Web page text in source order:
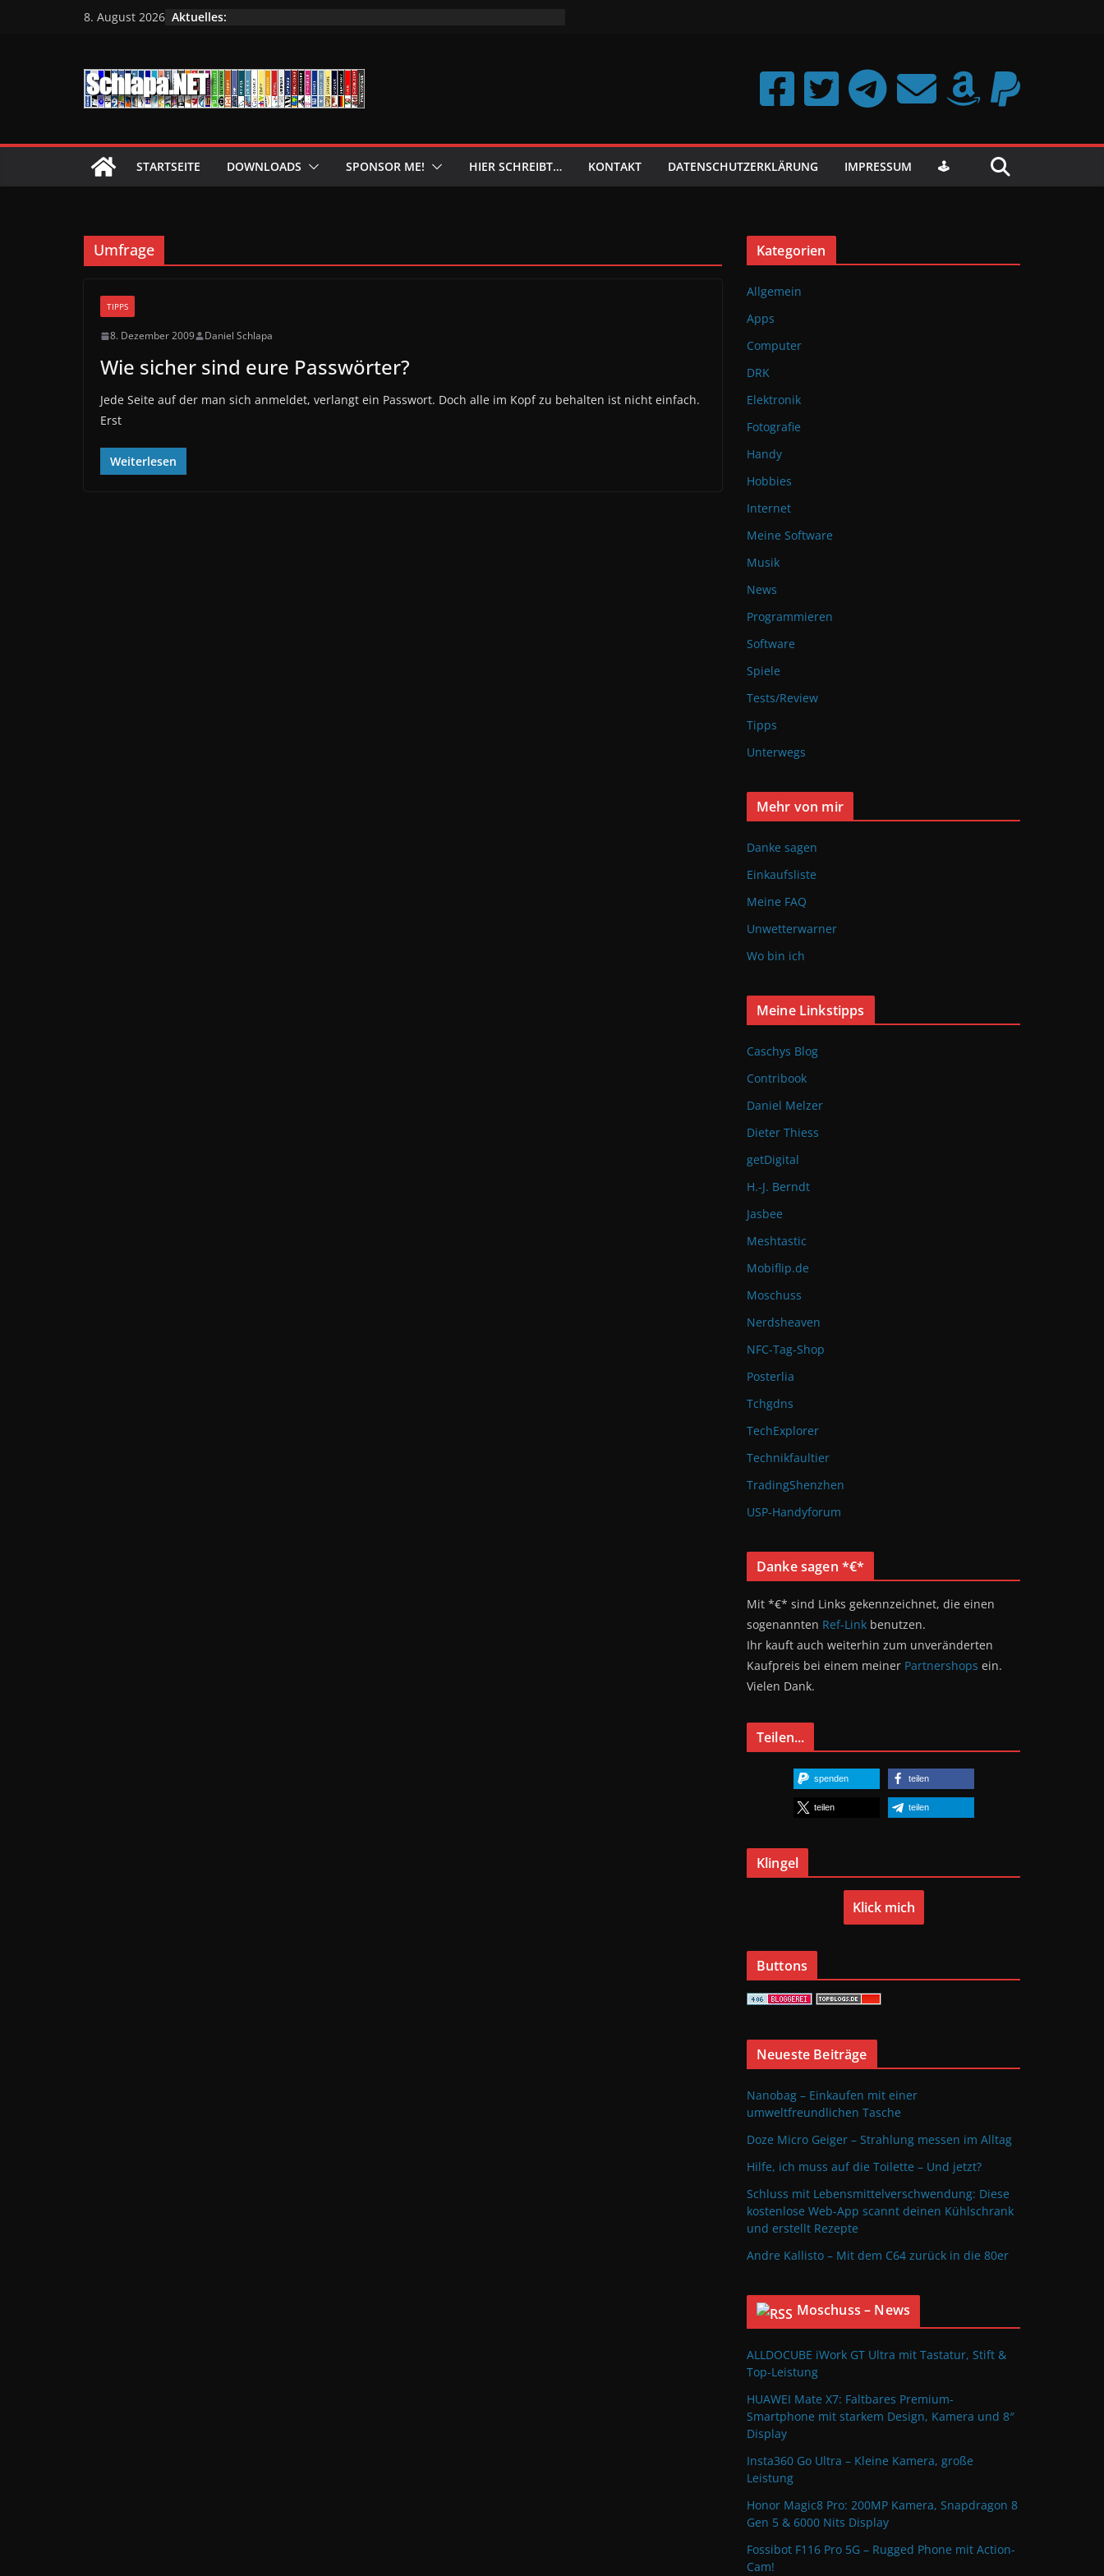
8. August 2026 Aktuelles:
STARTSEITE DOWNLOADS SPONSOR ME! HIER SCHREIBT… KONTAKT DATENSCHUTZERKLÄRUNG IMPRESSUM 🕹️
Umfrage
TIPPS
8. Dezember 2009 Daniel Schlapa
Wie sicher sind eure Passwörter?
Jede Seite auf der man sich anmeldet, verlangt ein Passwort. Doch alle im Kopf zu behalten ist nicht einfach.
Erst
Weiterlesen
Kategorien
Allgemein
Apps
Computer
DRK
Elektronik
Fotografie
Handy
Hobbies
Internet
Meine Software
Musik
News
Programmieren
Software
Spiele
Tests/Review
Tipps
Unterwegs
Mehr von mir
Danke sagen
Einkaufsliste
Meine FAQ
Unwetterwarner
Wo bin ich
Meine Linkstipps
Caschys Blog
Contribook
Daniel Melzer
Dieter Thiess
getDigital
H.-J. Berndt
Jasbee
Meshtastic
Mobiflip.de
Moschuss
Nerdsheaven
NFC-Tag-Shop
Posterlia
Tchgdns
TechExplorer
Technikfaultier
TradingShenzhen
USP-Handyforum
Danke sagen *€*
Mit *€* sind Links gekennzeichnet, die einen
sogenannten Ref-Link benutzen.
Ihr kauft auch weiterhin zum unveränderten
Kaufpreis bei einem meiner Partnershops ein.
Vielen Dank.
Teilen...
spenden teilen
teilen teilen
Klingel
Klick mich
Buttons
Neueste Beiträge
Nanobag – Einkaufen mit einer
umweltfreundlichen Tasche
Doze Micro Geiger – Strahlung messen im Alltag
Hilfe, ich muss auf die Toilette – Und jetzt?
Schluss mit Lebensmittelverschwendung: Diese
kostenlose Web-App scannt deinen Kühlschrank
und erstellt Rezepte
Andre Kallisto – Mit dem C64 zurück in die 80er
Moschuss – News
ALLDOCUBE iWork GT Ultra mit Tastatur, Stift &
Top-Leistung
HUAWEI Mate X7: Faltbares Premium-
Smartphone mit starkem Design, Kamera und 8″
Display
Insta360 Go Ultra – Kleine Kamera, große
Leistung
Honor Magic8 Pro: 200MP Kamera, Snapdragon 8
Gen 5 & 6000 Nits Display
Fossibot F116 Pro 5G – Rugged Phone mit Action-
Cam!